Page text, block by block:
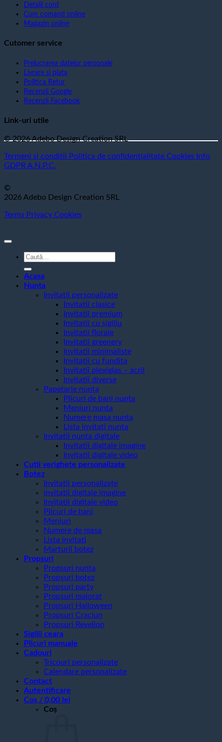
Detalii cont
Cum comand online
Magazin online
Cutomer service
Prelucrarea datelor personale
Livrare si plata
Politica Retur
Recenzii Google
Recenzii Facebook
Link-uri utile
© 2026 Adebo Design Creation SRL
Termeni si conditii Politica de confidentialitate Cookies Info
GDPR A.N.P.C.
©
2026 Adebo Design Creation SRL
Terms Privacy Cookies
Caută
după:
Acasa
Nunta
Invitatii personalizate
Invitatii clasice
Invitatii premium
Invitatii cu sigiliu
Invitatii florale
Invitatii greenery
Invitatii minimaliste
Invitatii cu fundita
Invitatii plexiglas – acril
Invitatii diverse
Papetarie nunta
Plicuri de bani nunta
Meniuri nunta
Numere masa nunta
Lista invitati nunta
Invitatii nunta digitale
Invitatii digitale imagine
Invitatii digitale video
Cutii verighete personalizate
Botez
Invitatii personalizate
invitatii digitale imagine
Invitatii digitale video
Plicuri de bani
Meniuri
Numere de masa
Lista invitati
Marturii botez
Propsuri
Propsuri nunta
Propsuri botez
Propsuri party
Propsuri majorat
Propsuri Halloween
Propsuri Craciun
Propsuri Revelion
Sigilii ceara
Plicuri manuale
Cadouri
Tricouri personalizate
Calendare personalizate
Contact
Autentificare
Coș / 0,00 lei
Coș